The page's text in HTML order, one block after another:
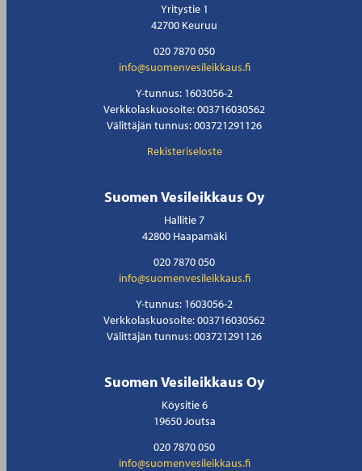
Yritystie 1
42700 Keuruu
020 7870 050
info@suomenvesileikkaus.fi
Y-tunnus: 1603056-2
Verkkolaskuosoite: 003716030562
Välittäjän tunnus: 003721291126
Rekisteriseloste
Suomen Vesileikkaus Oy
Hallitie 7
42800 Haapamäki
020 7870 050
info@suomenvesileikkaus.fi
Y-tunnus: 1603056-2
Verkkolaskuosoite: 003716030562
Välittäjän tunnus: 003721291126
Suomen Vesileikkaus Oy
Köysitie 6
19650 Joutsa
020 7870 050
info@suomenvesileikkaus.fi